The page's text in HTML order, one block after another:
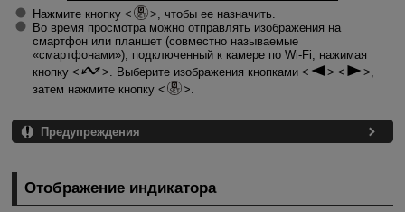
Нажмите кнопку
, чтобы ее назначить.
Во время просмотра можно отправлять изображения на
смартфон или планшет (совместно называемые
«смартфонами»), подключенный к камере по Wi-Fi, нажимая
кнопку
. Выберите изображения кнопками
,
затем нажмите кнопку
.
Предупреждения
Отображение индикатора